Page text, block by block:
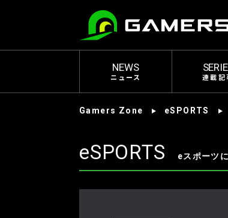
NEWS
ニュース 連載記
Gamers Zone eSPORTS
eSPORTS eスポーツ